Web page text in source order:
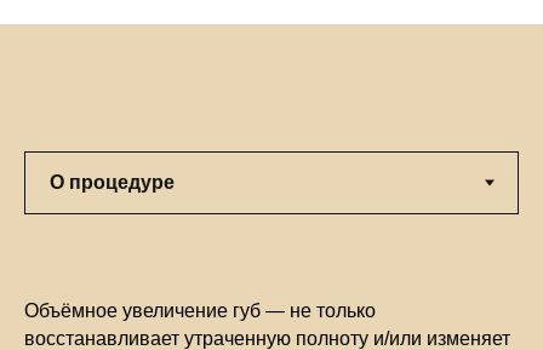
Объёмное увеличение губ — не только
восстанавливает утраченную полноту и/или изменяет